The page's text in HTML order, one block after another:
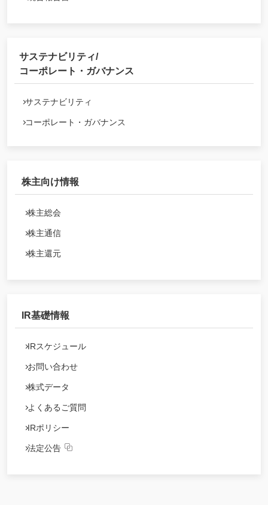
サステナビリティ/
コーポレート・ガバナンス
サステナビリティ
コーポレート・ガバナンス
株主向け情報
株主総会
株主通信
株主還元
IR基礎情報
IRスケジュール
お問い合わせ
株式データ
よくあるご質問
IRポリシー
法定公告